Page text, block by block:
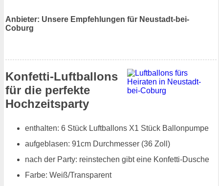
Anbieter: Unsere Empfehlungen für Neustadt-bei-
Coburg
Konfetti-Luftballons
für die perfekte
Hochzeitsparty
enthalten: 6 Stück Luftballons X1 Stück Ballonpumpe
aufgeblasen: 91cm Durchmesser (36 Zoll)
nach der Party: reinstechen gibt eine Konfetti-Dusche
Farbe: Weiß/Transparent